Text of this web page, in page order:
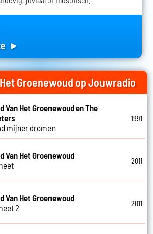
►
Groenewoud op Jouwradio
Van Het Groenewoud en The
mijner dromen
1991
Van Het Groenewoud
2011
Van Het Groenewoud
2
2011